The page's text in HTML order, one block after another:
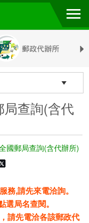
局查詢(含代
國郵局查詢(含代辦所)
務,請先來電洽詢。
局名查閱。
請先電洽各該郵政代